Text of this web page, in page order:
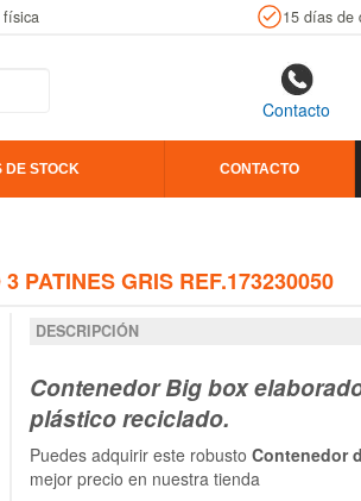
15 días de
Contacto
DE STOCK CONTACTO
PATINES GRIS REF.173230050
DESCRIPCIÓN
Contenedor Big box
plástico reciclado.
Puedes adquirir este robustoContenedor
mejor precio en nuestra tienda